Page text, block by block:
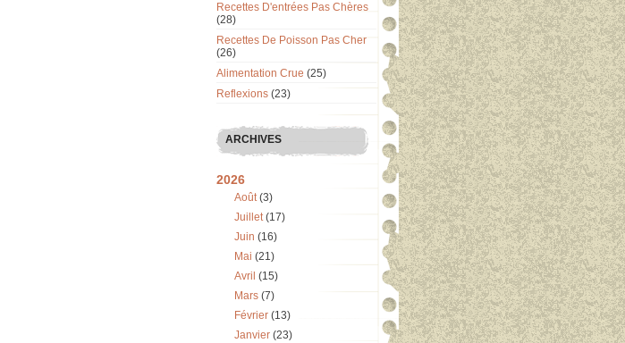
Recettes D'entrées Pas Chères
(28)
Recettes De Poisson Pas Cher
(26)
Alimentation Crue (25)
Reflexions (23)
ARCHIVES
2026
Août(3)
Juillet(17)
Juin (16)
Mai (21)
Avril (15)
Mars (7)
Février (13)
Janvier (23)